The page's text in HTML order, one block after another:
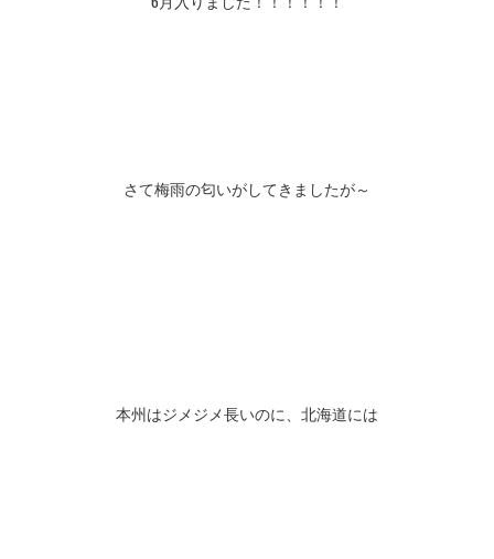
さて梅雨の匂いがしてきましたが～
本州はジメジメ長いのに、北海道には